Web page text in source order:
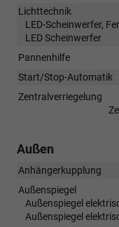
Lichttechnik
LED-Scheinwerfer,
LED Scheinwerfer
Pannenhilfe
Start/Stop-Automatik
Zentralverriegelung
Außen
Anhängerkupplung
Außenspiegel
Außenspiegel
Außenspiegel